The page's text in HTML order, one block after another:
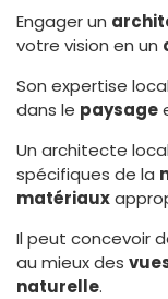
Engager un
votre vision en un
Son expertise
dans le paysage
Un architecte
spécifiques de la
matériaux
Il peut concevoir
au mieux des
naturelle.